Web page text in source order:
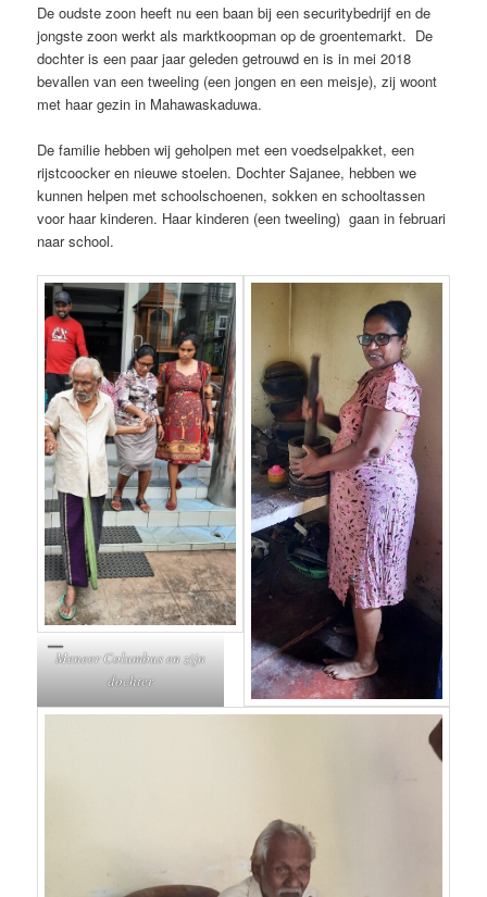
De oudste zoon heeft nu een baan bij een securitybedrijf en de
jongste zoon werkt als marktkoopman op de groentemarkt. De
dochter is een paar jaar geleden getrouwd en is in mei 2018
bevallen van een tweeling (een jongen en een meisje), zij woont
met haar gezin in Mahawaskaduwa.
De familie hebben wij geholpen met een voedselpakket, een
rijstcoocker en nieuwe stoelen. Dochter Sajanee, hebben we
kunnen helpen met schoolschoenen, sokken en schooltassen
voor haar kinderen. Haar kinderen (een tweeling) gaan in februari
naar school.
Meneer Columbus en zijn
dochter